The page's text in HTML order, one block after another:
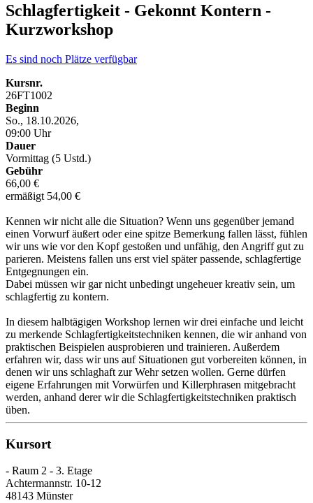
Schlagfertigkeit - Gekonnt Kontern -
Kurzworkshop
Es sind noch Plätze verfügbar
Kursnr.
26FT1002
Beginn
So., 18.10.2026,
09:00 Uhr
Dauer
Vormittag (5 Ustd.)
Gebühr
66,00 €
ermäßigt 54,00 €
Kennen wir nicht alle die Situation? Wenn uns gegenüber jemand
einen Vorwurf äußert oder eine spitze Bemerkung fallen lässt, fühlen
wir uns wie vor den Kopf gestoßen und unfähig, den Angriff gut zu
parieren. Meistens fallen uns erst viel später passende, schlagfertige
Entgegnungen ein.
Dabei müssen wir gar nicht unbedingt ungeheuer kreativ sein, um
schlagfertig zu kontern.
In diesem halbtägigen Workshop lernen wir drei einfache und leicht
zu merkende Schlagfertigkeitstechniken kennen, die wir anhand von
praktischen Beispielen ausprobieren und trainieren. Außerdem
erfahren wir, dass wir uns auf Situationen gut vorbereiten können, in
denen wir uns schlaghaft zur Wehr setzen wollen. Gerne dürfen
eigene Erfahrungen mit Vorwürfen und Killerphrasen mitgebracht
werden, anhand derer wir die Schlagfertigkeitstechniken praktisch
üben.
Kursort
- Raum 2 - 3. Etage
Achtermannstr. 10-12
48143 Münster